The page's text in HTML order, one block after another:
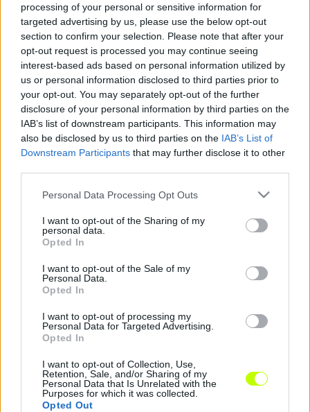
processing of your personal or sensitive information for
targeted advertising by us, please use the below opt-out
section to confirm your selection. Please note that after your
opt-out request is processed you may continue seeing
interest-based ads based on personal information utilized by
us or personal information disclosed to third parties prior to
your opt-out. You may separately opt-out of the further
disclosure of your personal information by third parties on the
IAB’s list of downstream participants. This information may
also be disclosed by us to third parties on the IAB’s List of
Downstream Participants that may further disclose it to other
Please note that this website/app uses one or more Google
not limited to your visit or usage behaviour. You may click to
grant or deny consent to Google and its third-party tags to
use your data for below specified purposes in below Google
consent section.
Personal Data Processing Opt Outs
I want to opt-out of the Sharing of my
personal data.
Opted In
I want to opt-out of the Sale of my
Personal Data.
Opted In
I want to opt-out of processing my
Personal Data for Targeted Advertising.
Opted In
I want to opt-out of Collection, Use,
Retention, Sale, and/or Sharing of my
Personal Data that Is Unrelated with the
Purposes for which it was collected.
Opted Out
vizsgálatok várnak még rá, de ha beigazolódik a
diagnózis, akkor a szenegáli támadó ebben a
szezonban már nem léphet pályára.
Szintén véget ért a szezon Selim Bouadla számára,
ugyanis a bal combhajlítója elszakadt, és három
hét pihenő vár rá.
Nagy Zoltánt lekönyökölték a mérkőzésen,
bevérzett az alsó szemhéja. Szakály Péternek az
Achillese sérült meg, de néhány nap pihenő után
folytathatja a munkát. Korhut Mihálynak a bokáját
találták el, de holnap már ő is csatlakozhat a
többiekhez. Igor Morozov a gyomrával bajlódik, rá
is várnak még vizsgálatok.